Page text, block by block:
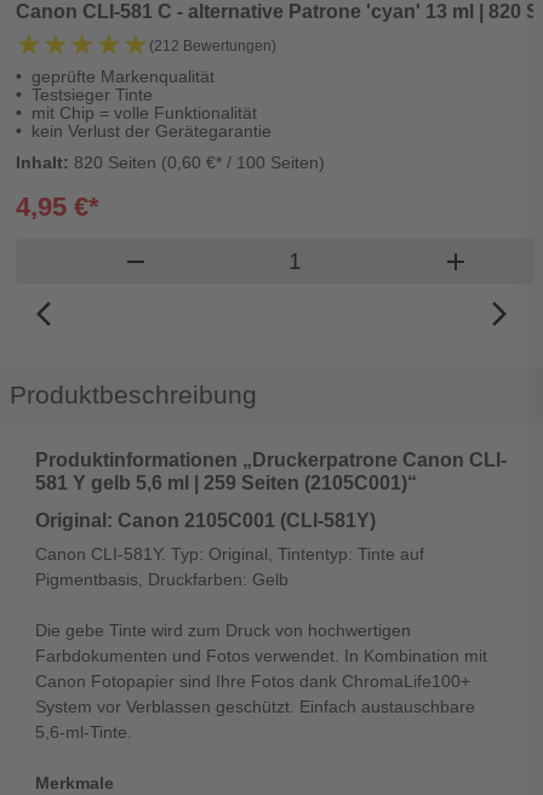
Canon CLI-581 C - alternative Patrone 'cyan' 13 ml | 820
★★★★★
★★★★★ (212 Bewertungen)
geprüfte Markenqualität
Testsieger Tinte
mit Chip = volle Funktionalität
kein Verlust der Gerätegarantie
Inhalt: 820 Seiten (0,60 €* / 100 Seiten)
4,95 €*
remove Produkt Warenkorb
add
arrow_back_ios_new
arrow_forward_ios
Produktbeschreibung
Produktinformationen „Druckerpatrone Canon CLI-
581 Y gelb 5,6 ml | 259 Seiten (2105C001)“
Original: Canon 2105C001 (CLI-581Y)
Canon CLI-581Y. Typ: Original, Tintentyp: Tinte auf
Pigmentbasis, Druckfarben: Gelb
Die gebe Tinte wird zum Druck von hochwertigen
Farbdokumenten und Fotos verwendet. In Kombination mit
Canon Fotopapier sind Ihre Fotos dank ChromaLife100+
System vor Verblassen geschützt. Einfach austauschbare
5,6-ml-Tinte.
Merkmale